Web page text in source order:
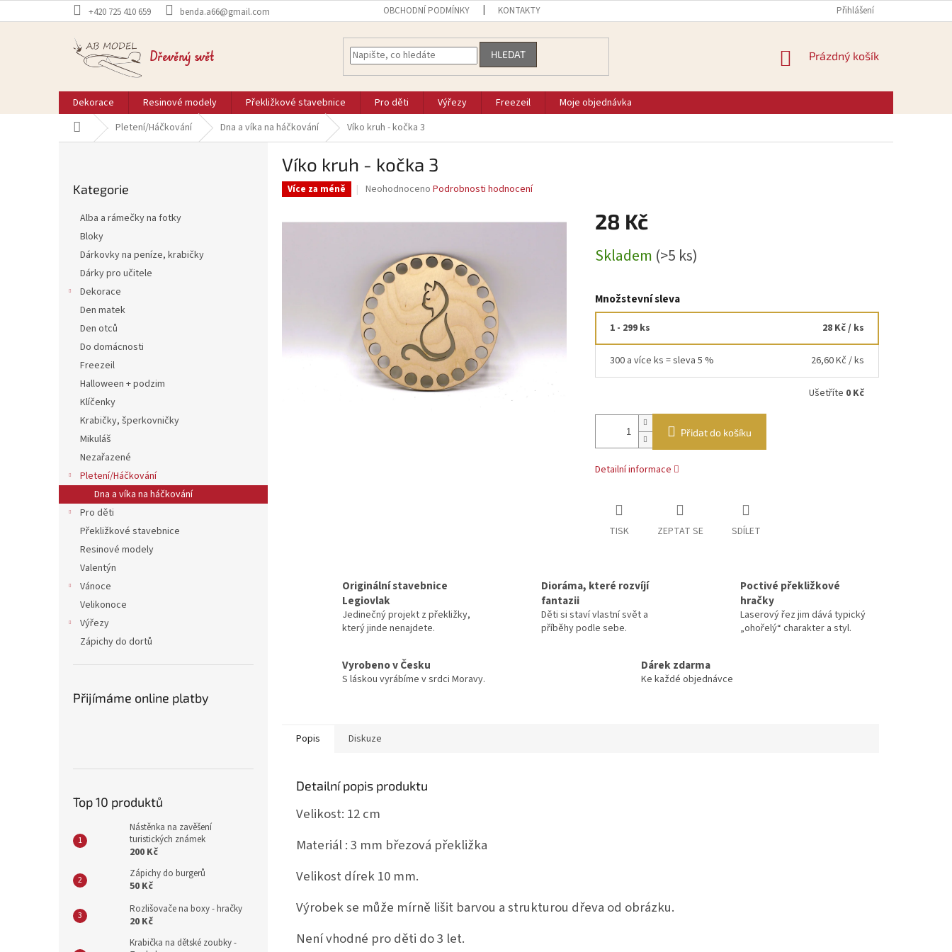
na
+420 725 410 659 benda.a66@gmail.com OBCHODNÍ PODMÍNKY KONTAKTY Přihlášení
Dřevěný svět HLEDAT
NÁKUPNÍ
Prázdný košík
Dekorace Resinové modely Překližkové stavebnice Pro děti Výřezy Freezeil
Moje objednávka
Domů Pletení/Háčkování Dna a víka na háčkování Víko kruh - kočka 3
kategorie
Kategorie
Alba a rámečky na fotky
Bloky
Dárkovky na peníze, krabičky
Dárky pro učitele
Dekorace
Den matek
Den otců
Do domácnosti
Freezeil
Halloween + podzim
Klíčenky
Krabičky, šperkovničky
Mikuláš
Nezařazené
Pletení/Háčkování
Dna a víka na háčkování
Pro děti
Překližkové stavebnice
Resinové modely
Valentýn
Vánoce
Velikonoce
Výřezy
Zápichy do dortů
Přijímáme online platby
Top 10 produktů
Nástěnka na zavěšení
turistických známek
200 Kč
Zápichy do burgerů
50 Kč
Rozlišovače na boxy - hračky
20 Kč
Krabička na dětské zoubky -
Víko kruh - kočka 3
Více za méně
Průměrné
hvězdiček.
Neohodnoceno Podrobnosti hodnocení
28 Kč
cena:
Skladem (>5 ks)
Množstevní sleva
1 - 299 ks 28 Kč/ ks
300 a více ks = sleva 5 % 26,60 Kč / ks
Ušetříte 0 Kč
Přidat do košíku
Detailní informace
TISK ZEPTAT SE SDÍLET
Originální stavebnice
Legiovlak
Jedinečný projekt z překližky,
který jinde nenajdete.
Dioráma, které rozvíjí
fantazii
Děti si staví vlastní svět a
příběhy podle sebe.
Poctivé překližkové
hračky
Laserový řez jim dává typický
„ohořelý“ charakter a styl.
Vyrobeno v Česku
S láskou vyrábíme v srdci Moravy.
Dárek zdarma
Ke každé objednávce
Popis Diskuze
Detailní popis produktu
Velikost: 12 cm
Materiál : 3 mm březová překližka
Velikost dírek 10 mm.
Výrobek se může mírně lišit barvou a strukturou dřeva od obrázku.
Není vhodné pro děti do 3 let.